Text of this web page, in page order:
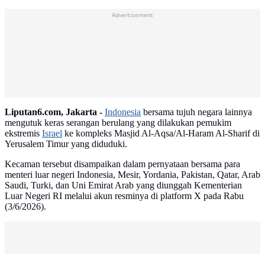
Advertisement
Liputan6.com, Jakarta - Indonesia bersama tujuh negara lainnya
mengutuk keras serangan berulang yang dilakukan pemukim
ekstremis Israel ke kompleks Masjid Al-Aqsa/Al-Haram Al-Sharif di
Yerusalem Timur yang diduduki.
Kecaman tersebut disampaikan dalam pernyataan bersama para
menteri luar negeri Indonesia, Mesir, Yordania, Pakistan, Qatar, Arab
Saudi, Turki, dan Uni Emirat Arab yang diunggah Kementerian
Luar Negeri RI melalui akun resminya di platform X pada Rabu
(3/6/2026).